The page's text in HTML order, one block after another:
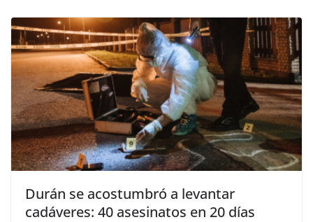
Durán se acostumbró a levantar
cadáveres: 40 asesinatos en 20 días